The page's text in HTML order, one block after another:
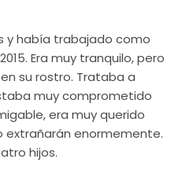
y había trabajado como
Era muy tranquilo, pero
su rostro. Trataba a
muy comprometido
era muy querido
extrañarán enormemente.
hijos.